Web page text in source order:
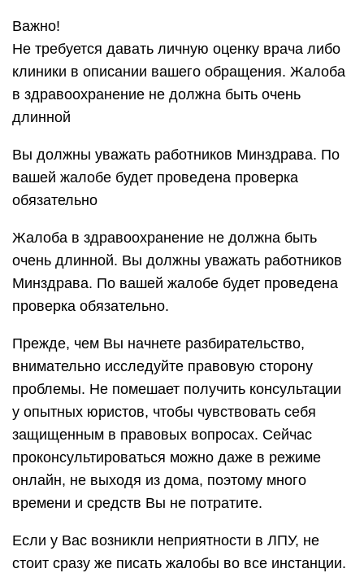
Важно!
Не требуется давать личную оценку врача либо
клиники в описании вашего обращения. Жалоба
в здравоохранение не должна быть очень
длинной
Вы должны уважать работников Минздрава. По
вашей жалобе будет проведена проверка
обязательно
Жалоба в здравоохранение не должна быть
очень длинной. Вы должны уважать работников
Минздрава. По вашей жалобе будет проведена
проверка обязательно.
Прежде, чем Вы начнете разбирательство,
внимательно исследуйте правовую сторону
проблемы. Не помешает получить консультации
у опытных юристов, чтобы чувствовать себя
защищенным в правовых вопросах. Сейчас
проконсультироваться можно даже в режиме
онлайн, не выходя из дома, поэтому много
времени и средств Вы не потратите.
Если у Вас возникли неприятности в ЛПУ, не
стоит сразу же писать жалобы во все инстанции.